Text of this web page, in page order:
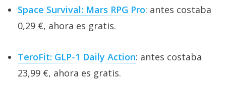
Space Survival: Mars RPG Pro: antes costaba
0,29 €, ahora es gratis.
TeroFit: GLP-1 Daily Action: antes costaba
23,99 €, ahora es gratis.